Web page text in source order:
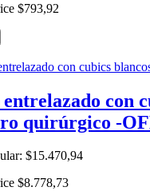
$793,92
con
quirúrgico -
$15.470,94
$8.778,73